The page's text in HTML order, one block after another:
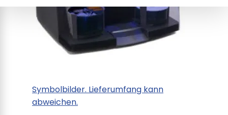
Symbolbilder. Lieferumfang kann
abweichen.